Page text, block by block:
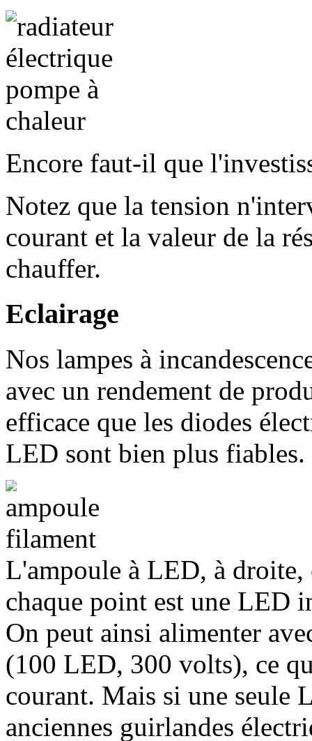
Encore faut-il que
Notez que la tension
courant et la valeur de la
chauffer.
Eclairage
Nos lampes à
avec un rendement de
efficace que les diodes
LED sont bien plus fiables.
L'ampoule à LED, à droite,
chaque point est une LED
On peut ainsi alimenter
(100 LED, 300 volts), ce
courant. Mais si une seule
anciennes guirlandes